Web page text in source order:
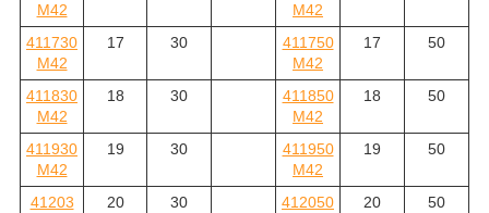
M42
M42
411730
M42
17 30
411750
M42
17 50
411830
M42
18 30
411850
M42
18 50
411930
M42
19 30
411950
M42
19 50
41203
20 30
412050
20 50